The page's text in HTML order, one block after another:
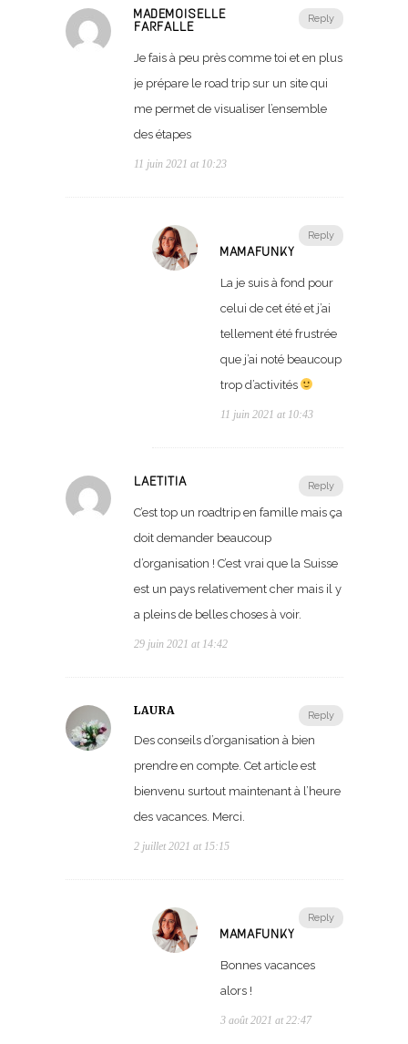
Reply
MADEMOISELLE
FARFALLE
Je fais à peu près comme toi et en plus
je prépare le road trip sur un site qui
me permet de visualiser l’ensemble
des étapes
11 juin 2021 at 10:23
Reply
MAMAFUNKY
La je suis à fond pour
celui de cet été et j’ai
tellement été frustrée
que j’ai noté beaucoup
trop d’activités
11 juin 2021 at 10:43
Reply
LAETITIA
C’est top un roadtrip en famille mais ça
doit demander beaucoup
d’organisation ! C’est vrai que la Suisse
est un pays relativement cher mais il y
a pleins de belles choses à voir.
29 juin 2021 at 14:42
Reply
LAURA
Des conseils d’organisation à bien
prendre en compte. Cet article est
bienvenu surtout maintenant à l’heure
des vacances. Merci.
2 juillet 2021 at 15:15
Reply
MAMAFUNKY
Bonnes vacances
alors !
3 août 2021 at 22:47